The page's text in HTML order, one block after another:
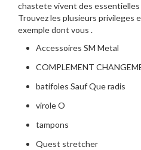
chastete vivent des
Trouvez les plusieurs privileges
exemple dont vous .
Accessoires SM Metal
COMPLEMENT
batifoles Sauf Que radis
virole O
tampons
Quest stretcher